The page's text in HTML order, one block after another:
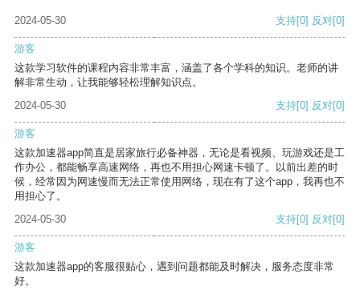
2024-05-30 支持[0] 反对[0]
游客
这款学习软件的课程内容非常丰富，涵盖了各个学科的知识。老师的讲
解非常生动，让我能够轻松理解知识点。
2024-05-30
支持[0] 反对[0]
游客
这款加速器app简直是居家旅行必备神器，无论是看视频、玩游戏还是工
作办公，都能畅享高速网络，再也不用担心网速卡顿了。以前出差的时
候，经常因为网速慢而无法正常使用网络，现在有了这个app，我再也不
用担心了。
2024-05-30
支持[0] 反对[0]
游客
这款加速器app的客服很贴心，遇到问题都能及时解决，服务态度非常
好。